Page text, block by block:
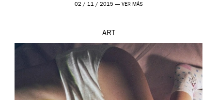
02 / 11 / 2015 — VER MÁS
ART